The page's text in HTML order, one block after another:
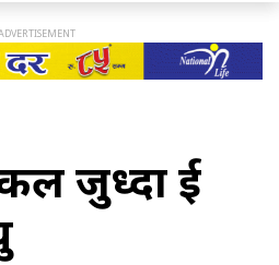
जुध्दा दुई